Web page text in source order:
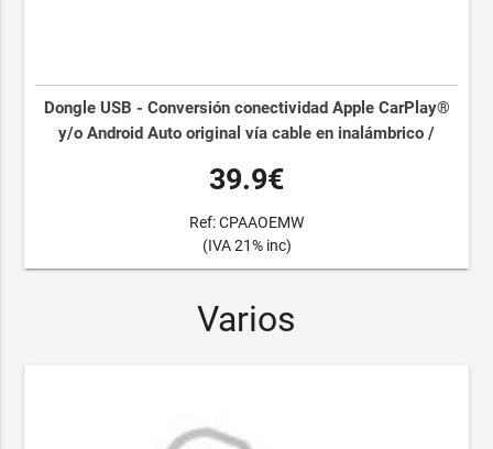
Dongle USB - Conversión conectividad Apple CarPlay®
y/o Android Auto original vía cable en inalámbrico /
39.9€
Ref: CPAAOEMW
(IVA 21% inc)
Varios